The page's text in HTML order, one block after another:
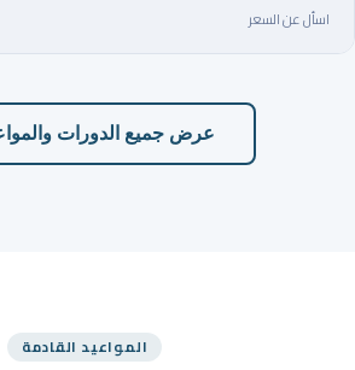
اسأل عن السعر
عرض جميع الدورات
المواعيد القادمة